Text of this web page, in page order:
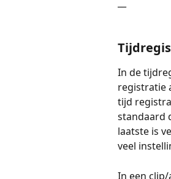
In de
registratie
tijd
standaard
laatste is
veel
In een